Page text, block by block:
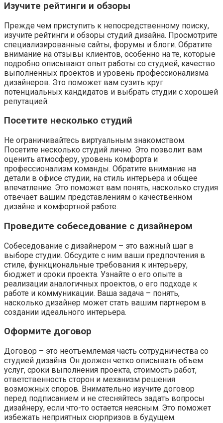
Изучите рейтинги и обзоры
Прежде чем приступить к непосредственному поиску,
изучите рейтинги и обзоры студий дизайна. Просмотрите
специализированные сайты, форумы и блоги. Обратите
внимание на отзывы клиентов, особенно на те, которые
подробно описывают опыт работы со студией, качество
выполненных проектов и уровень профессионализма
дизайнеров. Это поможет вам сузить круг
потенциальных кандидатов и выбрать студии с хорошей
репутацией.
Посетите несколько студий
Не ограничивайтесь виртуальным знакомством.
Посетите несколько студий лично. Это позволит вам
оценить атмосферу, уровень комфорта и
профессионализм команды. Обратите внимание на
детали в офисе студии, на стиль интерьера и общее
впечатление. Это поможет вам понять, насколько студия
отвечает вашим представлениям о качественном
дизайне и комфортной работе.
Проведите собеседование с дизайнером
Собеседование с дизайнером – это важный шаг в
выборе студии. Обсудите с ним ваши предпочтения в
стиле, функциональные требования к интерьеру,
бюджет и сроки проекта. Узнайте о его опыте в
реализации аналогичных проектов, о его подходе к
работе и коммуникации. Ваша задача – понять,
насколько дизайнер может стать вашим партнером в
создании идеального интерьера.
Оформите договор
Договор – это неотъемлемая часть сотрудничества со
студией дизайна. Он должен четко описывать объем
услуг, сроки выполнения проекта, стоимость работ,
ответственность сторон и механизм решения
возможных споров. Внимательно изучите договор
перед подписанием и не стесняйтесь задать вопросы
дизайнеру, если что-то остается неясным. Это поможет
избежать неприятных сюрпризов в будущем.